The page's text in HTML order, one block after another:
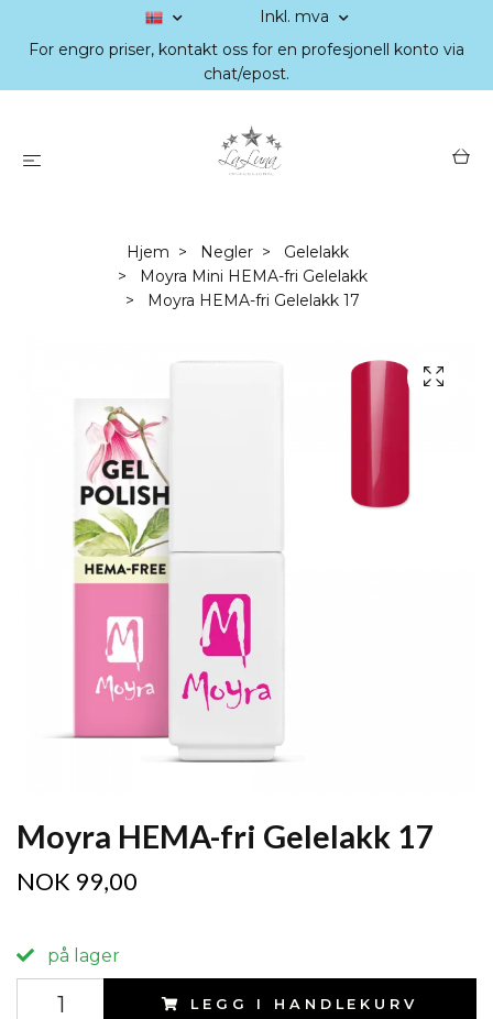
Inkl. mva
For engro priser, kontakt oss for en profesjonell konto via
chat/epost.
Hjem Negler
Gelelakk
Moyra Mini HEMA-fri Gelelakk
Moyra HEMA-fri Gelelakk 17
Moyra HEMA-fri Gelelakk 17
NOK 99,00
på lager
LEGG I HANDLEKURV